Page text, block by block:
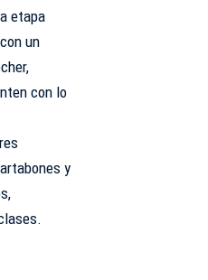
etapa
un
con lo
y